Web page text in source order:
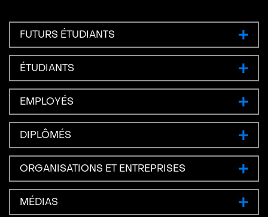
FUTURS ÉTUDIANTS
ÉTUDIANTS
EMPLOYÉS
DIPLÔMÉS
ORGANISATIONS ET ENTREPRISES
MÉDIAS